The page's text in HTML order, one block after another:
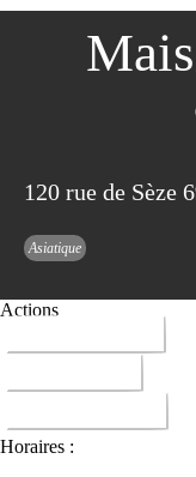
120 rue de Sèze
Asiatique
Actions
Horaires :